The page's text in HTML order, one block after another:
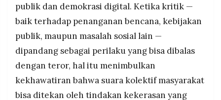
publik dan demokrasi digital. Ketika kritik —
baik terhadap penanganan bencana, kebijakan
publik, maupun masalah sosial lain —
dipandang sebagai perilaku yang bisa dibalas
dengan teror, hal itu menimbulkan
kekhawatiran bahwa suara kolektif masyarakat
bisa ditekan oleh tindakan kekerasan yang